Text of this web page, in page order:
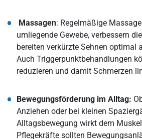
Massagen: Regelmäßige
umliegende Gewebe, verbessern
bereiten verkürzte Sehnen optimal
Auch Triggerpunktbehandlungen
reduzieren und damit Schmerzen
Bewegungsförderung im Alltag:
Anziehen oder bei kleinen
Alltagsbewegung wirkt dem
Pflegekräfte sollten